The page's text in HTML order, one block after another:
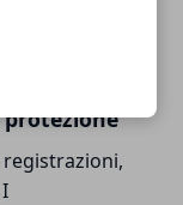
protezione